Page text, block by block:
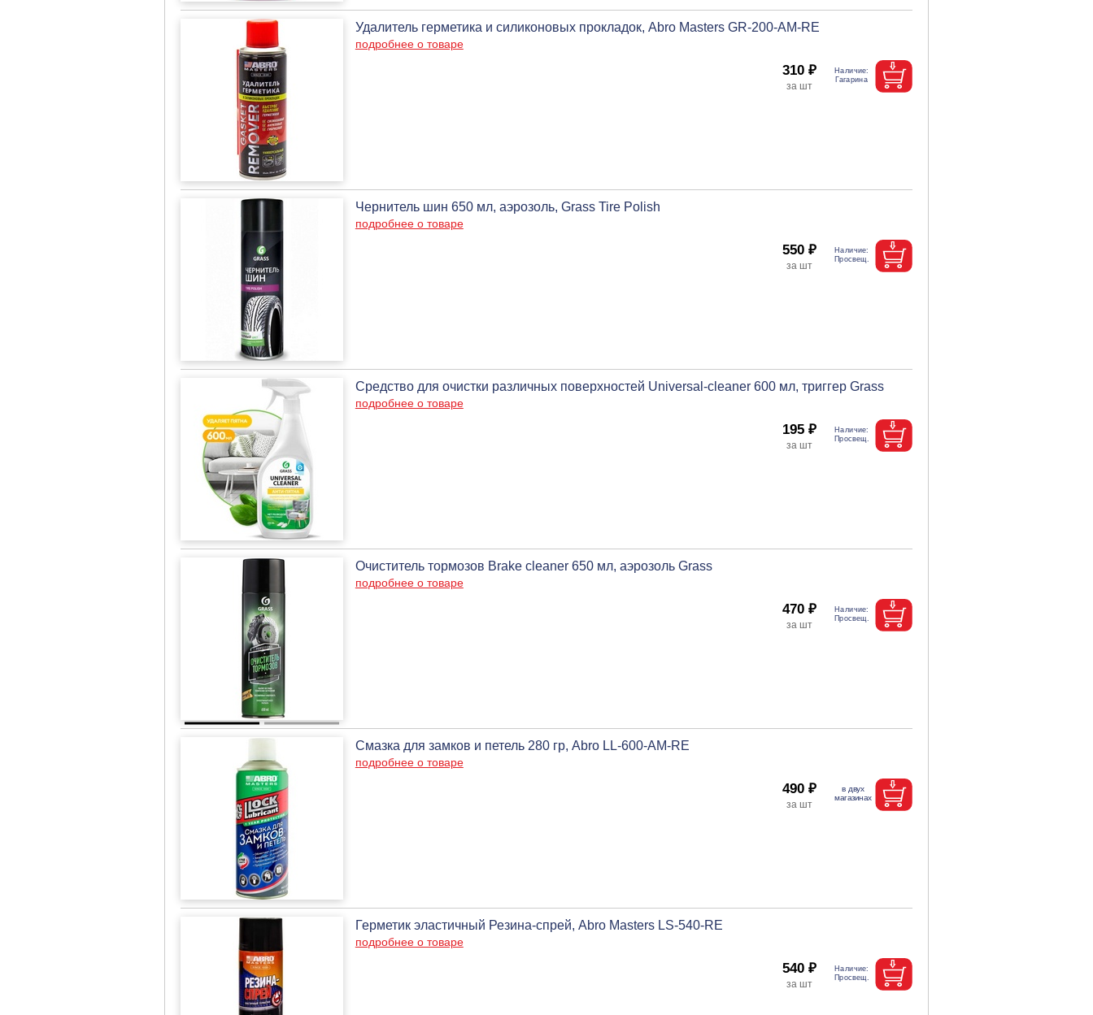
Удалитель герметика и силиконовых прокладок, Abro Masters GR-200-AM-RE
подробнее о товаре
310 ₽
Чернитель шин 650 мл, аэрозоль, Grass Tire Polish
подробнее о товаре
550 ₽
Средство для очистки различных поверхностей Universal-cleaner 600 мл, триггер Grass
подробнее о товаре
195 ₽
Очиститель тормозов Brake cleaner 650 мл, аэрозоль Grass
подробнее о товаре
470 ₽
Смазка для замков и петель 280 гр, Abro LL-600-AM-RE
подробнее о товаре
490 ₽
Герметик эластичный Резина-спрей, Abro Masters LS-540-RE
подробнее о товаре
540 ₽